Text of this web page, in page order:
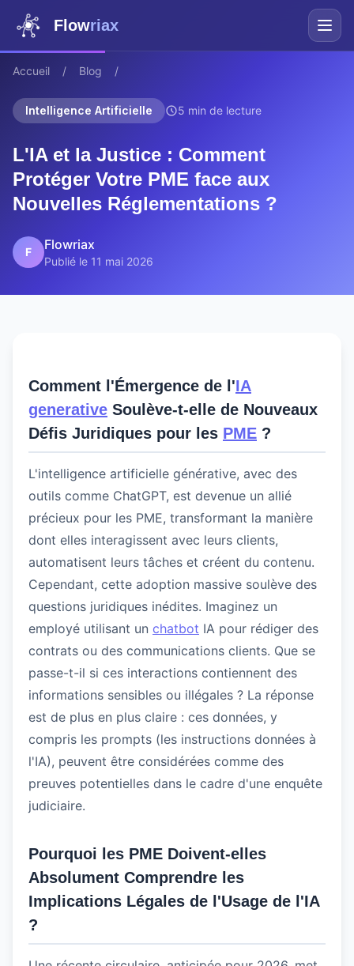
Flowriax
Accueil / Blog /
Intelligence Artificielle 5 min de lecture
L'IA et la Justice : Comment
Protéger Votre PME face aux
Nouvelles Réglementations ?
F Flowriax
Publié le 11 mai 2026
Comment l'Émergence de l'IA
generative Soulève-t-elle de Nouveaux
Défis Juridiques pour les PME ?
L'intelligence artificielle générative, avec des
outils comme ChatGPT, est devenue un allié
précieux pour les PME, transformant la manière
dont elles interagissent avec leurs clients,
automatisent leurs tâches et créent du contenu.
Cependant, cette adoption massive soulève des
questions juridiques inédites. Imaginez un
employé utilisant un chatbot IA pour rédiger des
contrats ou des communications clients. Que se
passe-t-il si ces interactions contiennent des
informations sensibles ou illégales ? La réponse
est de plus en plus claire : ces données, y
compris les prompts (les instructions données à
l'IA), peuvent être considérées comme des
preuves potentielles dans le cadre d'une enquête
judiciaire.
Pourquoi les PME Doivent-elles
Absolument Comprendre les
Implications Légales de l'Usage de l'IA
?